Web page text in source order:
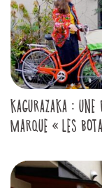
KAGURAZAKA : UNE
MARQUE « LES